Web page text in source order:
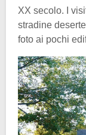
XX secolo. I
stradine
foto ai pochi